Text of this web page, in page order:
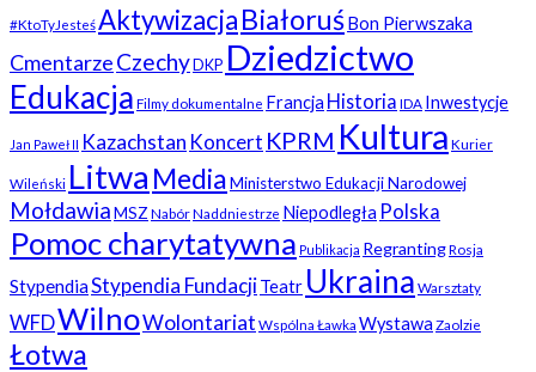
#KtoTyJesteśAktywizacjaBiałoruśBon Pierwszaka
CmentarzeCzechyDKP Dziedzictwo
Edukacja Filmy dokumentalne Francja Historia IDA Inwestycje
Jan Paweł II Kazachstan Koncert KPRM Kultura Kurier
Wileński Litwa MediaMinisterstwo Edukacji Narodowej
MołdawiaMSZ NabórNaddniestrze Niepodległa Polska
Pomoc charytatywna Publikacja RegrantingRosja
StypendiaStypendia FundacjiTeatr Ukraina Warsztaty
WFDWilnoWolontariat Wspólna Ławka Wystawa Zaolzie
Łotwa